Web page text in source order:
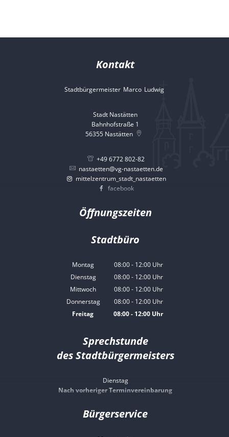
Kontakt
Stadtbürgermeister Marco Ludwig
Stadt Nastätten
Bahnhofstraße 1
56355 Nastätten
+49 6772 802-82
nastaetten@vg-nastaetten.de
mittelzentrum_stadt_nastaetten
facebook
Öffnungszeiten
Stadtbüro
Montag 08:00- 12:00Uhr
Von 08:00 bis 12:00 Uhr
Dienstag 08:00- 12:00Uhr
Von 08:00 bis 12:00 Uhr
Mittwoch 08:00- 12:00Uhr
Von 08:00 bis 12:00 Uhr
Donnerstag 08:00- 12:00Uhr
Von 08:00 bis 12:00 Uhr
Freitag 08:00- 12:00 Uhr
Sprechstunde
des Stadtbürgermeisters
Dienstag
Nach vorheriger Terminvereinbarung
Bürgerservice